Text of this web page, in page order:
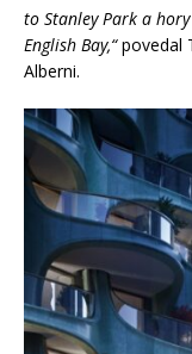
to Stanley Park a
English Bay,“povedal
Alberni.